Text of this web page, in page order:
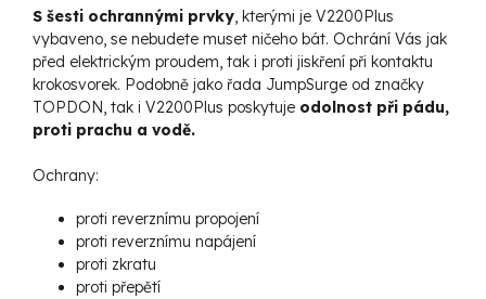
S šesti ochrannými prvky, kterými je V2200Plus
vybaveno, se nebudete muset ničeho bát. Ochrání Vás jak
před elektrickým proudem, tak i proti jiskření při kontaktu
krokosvorek. Podobně jako řada JumpSurge od značky
TOPDON, tak i V2200Plus poskytuje odolnost při pádu,
proti prachu a vodě.
Ochrany:
proti reverznímu propojení
proti reverznímu napájení
proti zkratu
proti přepětí